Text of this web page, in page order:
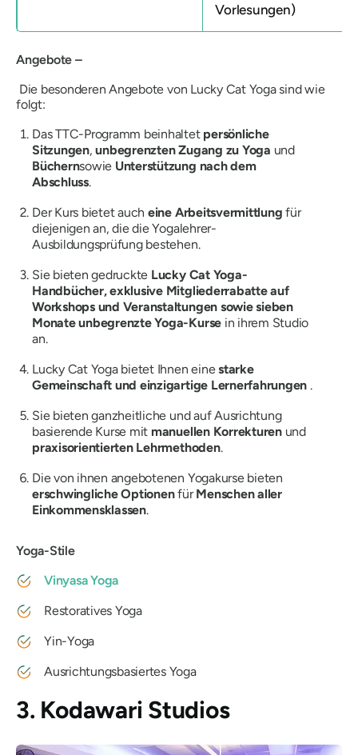
Vorlesungen)
Angebote –
Die besonderen Angebote von Lucky Cat Yoga sind wie
folgt:
Das TTC-Programm beinhaltet persönliche
Sitzungen,unbegrenzten Zugang zu Yoga und
Büchernsowie Unterstützung nach dem
Abschluss.
Der Kurs bietet auch eine Arbeitsvermittlung für
diejenigen an, die die Yogalehrer-
Ausbildungsprüfung bestehen.
Sie bieten gedruckte Lucky Cat Yoga-
Handbücher, exklusive Mitgliederrabatte auf
Workshops und Veranstaltungen sowie sieben
Monate unbegrenzte Yoga-Kurse in ihrem Studio
an.
Lucky Cat Yoga bietet Ihnen einestarke
Gemeinschaft und einzigartige Lernerfahrungen .
Sie bieten ganzheitliche und auf Ausrichtung
basierende Kurse mit manuellen Korrekturenund
praxisorientierten Lehrmethoden.
Die von ihnen angebotenen Yogakurse bieten
erschwingliche OptionenfürMenschen aller
Einkommensklassen.
Yoga-Stile
Vinyasa Yoga
Restoratives Yoga
Yin-Yoga
Ausrichtungsbasiertes Yoga
3. Kodawari Studios